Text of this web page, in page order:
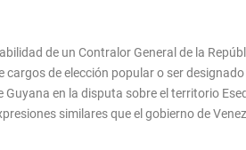
de un Contralor General de la
de elección popular o ser
en la disputa sobre el territorio
similares que el gobierno de